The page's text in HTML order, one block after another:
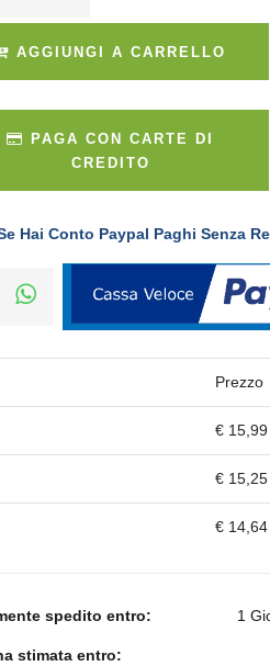
AGGIUNGI A CARRELLO
CREDITO
Hai Conto Paypal Paghi Senza
Prezzo
€ 15,99
€ 15,25
€ 14,64
spedito entro: 1
stimata entro: